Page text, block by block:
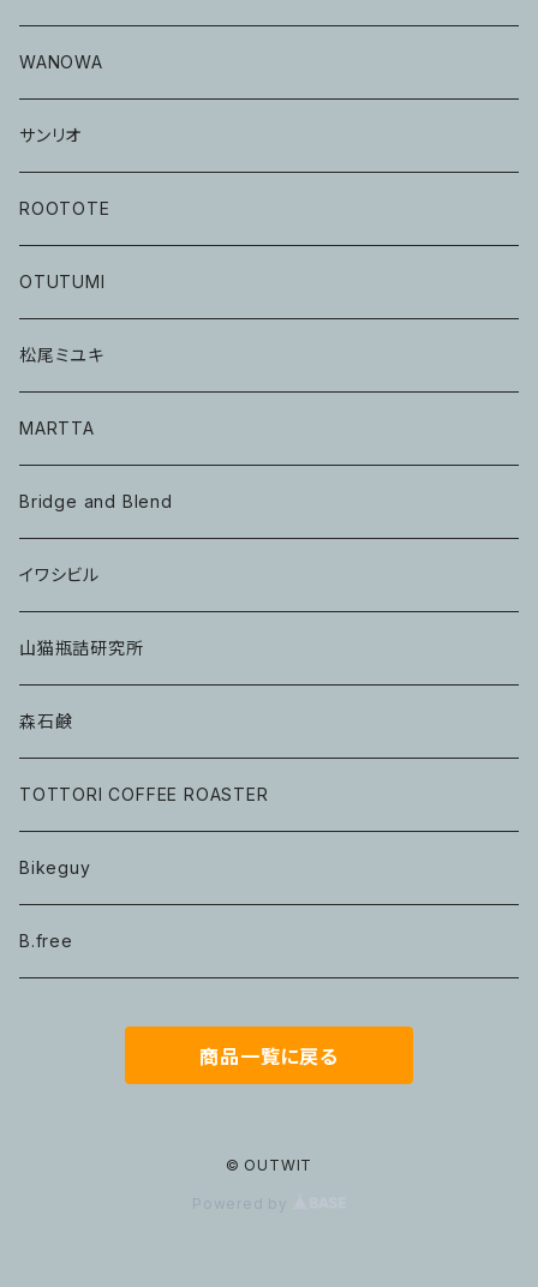
WANOWA
サンリオ
ROOTOTE
OTUTUMI
松尾ミユキ
MARTTA
Bridge and Blend
イワシビル
山猫瓶詰研究所
森石鹸
TOTTORI COFFEE ROASTER
Bikeguy
B.free
商品一覧に戻る
© OUTWIT
Powered by